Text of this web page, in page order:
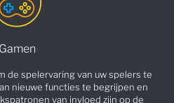
Gamen
de spelervaring van uw spelers te
nieuwe functies te begrijpen en
van invloed zijn op de